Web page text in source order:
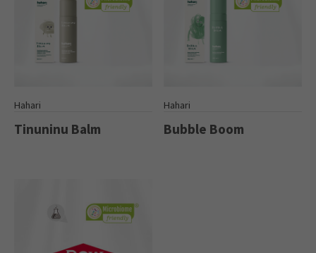
Hahari
Tinuninu Balm
Hahari
Bubble Boom